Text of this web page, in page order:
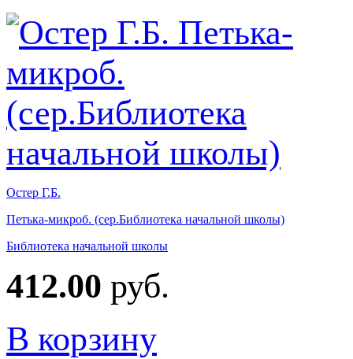
Остер Г.Б.
Петька-микроб. (сер.Библиотека начальной школы)
Библиотека начальной школы
412.00 руб.
В корзину